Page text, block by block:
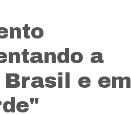
a
Brasil e em